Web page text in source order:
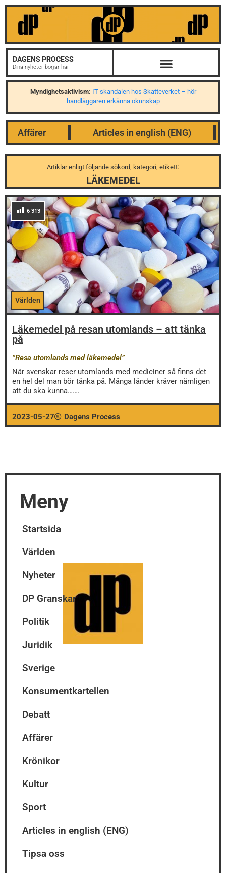
DAGENS PROCESS
Dina nyheter börjar här
Myndighetsaktivism: IT-skandalen hos Skatteverket – hör
handläggaren erkänna okunskap
Affärer Articles in english (ENG)
Artiklar enligt följande sökord, kategori, etikett:
LÄKEMEDEL
6 313
Världen
Läkemedel på resan utomlands – att tänka
på
”Resa utomlands med läkemedel”
När svenskar reser utomlands med mediciner så finns det
en hel del man bör tänka på. Många länder kräver nämligen
att du ska kunna…….
2023-05-27 Dagens Process
Meny
Startsida
Världen
Nyheter
DP Granskar
Politik
Juridik
Sverige
Konsumentkartellen
Debatt
Affärer
Krönikor
Kultur
Sport
Articles in english (ENG)
Tipsa oss